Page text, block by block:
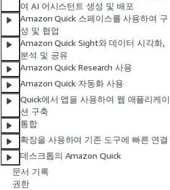
여 AI 어시스턴트 생성 및 배포
Amazon Quick 스페이스를 사용하여 구
성 및 협업
Amazon Quick Sight와 데이터 시각화,
분석 및 공유
Amazon Quick Research 사용
Amazon Quick 자동화 사용
Quick에서 앱을 사용하여 웹 애플리케이
션 구축
통합
확장을 사용하여 기존 도구에 빠른 연결
데스크톱의 Amazon Quick
문서 기록
권한